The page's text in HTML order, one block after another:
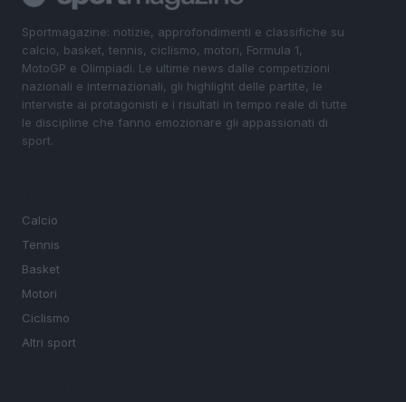
Sportmagazine: notizie, approfondimenti e classifiche su
calcio, basket, tennis, ciclismo, motori, Formula 1,
MotoGP e Olimpiadi. Le ultime news dalle competizioni
nazionali e internazionali, gli highlight delle partite, le
interviste ai protagonisti e i risultati in tempo reale di tutte
le discipline che fanno emozionare gli appassionati di
sport.
Calcio
Tennis
Basket
Motori
Ciclismo
Altri sport